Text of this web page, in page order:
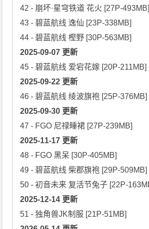
42 - 崩坏·星穹铁道 花火 [27P-493MB]
43 - 碧蓝航线 逸仙 [23P-338MB]
2025-09-07 更新
2025-09-22 更新
2025-09-30 更新
2025-11-17 更新
48 - FGO 黑呆 [30P-405MB]
49 - 碧蓝航线 柴郡旗袍 [29P-509MB]
2025-12-14 更新